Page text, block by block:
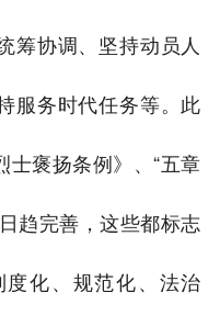
筹协调、坚持动员人
服务时代任务等。此
褒扬条例》、“五章
趋完善，这些都标志
化、规范化、法治